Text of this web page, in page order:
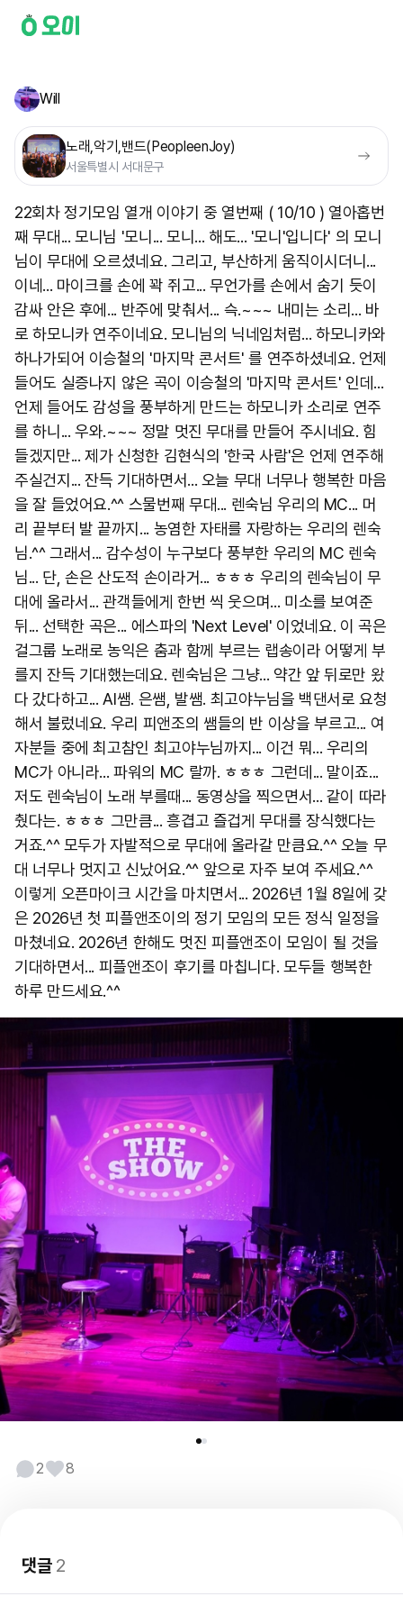
Will
노래,악기,밴드(PeopleenJoy)
서울특별시 서대문구
22회차 정기모임 열개 이야기 중 열번째 ( 10/10 ) 열아홉번
째 무대... 모니님 '모니... 모니... 해도... '모니'입니다' 의 모니
님이 무대에 오르셨네요. 그리고, 부산하게 움직이시더니...
이네... 마이크를 손에 꽉 쥐고... 무언가를 손에서 숨기 듯이
감싸 안은 후에... 반주에 맞춰서... 슥.~~~ 내미는 소리... 바
로 하모니카 연주이네요. 모니님의 닉네임처럼... 하모니카와
하나가되어 이승철의 '마지막 콘서트' 를 연주하셨네요. 언제
들어도 실증나지 않은 곡이 이승철의 '마지막 콘서트' 인데...
언제 들어도 감성을 풍부하게 만드는 하모니카 소리로 연주
를 하니... 우와.~~~ 정말 멋진 무대를 만들어 주시네요. 힘
들겠지만... 제가 신청한 김현식의 '한국 사람'은 언제 연주해
주실건지... 잔득 기대하면서... 오늘 무대 너무나 행복한 마음
을 잘 들었어요.^^ 스물번째 무대... 렌숙님 우리의 MC... 머
리 끝부터 발 끝까지... 농염한 자태를 자랑하는 우리의 렌숙
님.^^ 그래서... 감수성이 누구보다 풍부한 우리의 MC 렌숙
님... 단, 손은 산도적 손이라거... ㅎㅎㅎ 우리의 렌숙님이 무
대에 올라서... 관객들에게 한번 씩 웃으며... 미소를 보여준
뒤... 선택한 곡은... 에스파의 'Next Level' 이었네요. 이 곡은
걸그룹 노래로 농익은 춤과 함께 부르는 랩송이라 어떻게 부
를지 잔득 기대했는데요. 렌숙님은 그냥... 약간 앞 뒤로만 왔
다 갔다하고... AI쌤. 은쌤, 발쌤. 최고야누님을 백댄서로 요청
해서 불렀네요. 우리 피앤조의 쌤들의 반 이상을 부르고... 여
자분들 중에 최고참인 최고야누님까지... 이건 뭐... 우리의
MC가 아니라... 파워의 MC 랄까. ㅎㅎㅎ 그런데... 말이죠...
저도 렌숙님이 노래 부를때... 동영상을 찍으면서... 같이 따라
췄다는. ㅎㅎㅎ 그만큼... 흥겹고 즐겁게 무대를 장식했다는
거죠.^^ 모두가 자발적으로 무대에 올라갈 만큼요.^^ 오늘 무
대 너무나 멋지고 신났어요.^^ 앞으로 자주 보여 주세요.^^
이렇게 오픈마이크 시간을 마치면서... 2026년 1월 8일에 갖
은 2026년 첫 피플앤조이의 정기 모임의 모든 정식 일정을
마쳤네요. 2026년 한해도 멋진 피플앤조이 모임이 될 것을
기대하면서... 피플앤조이 후기를 마칩니다. 모두들 행복한
하루 만드세요.^^
2 8
댓글2